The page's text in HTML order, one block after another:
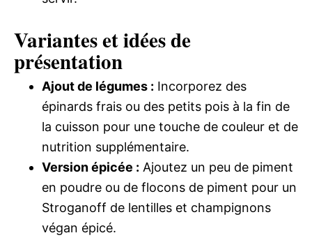
Variantes et idées de
présentation
Ajout de légumes : Incorporez des
épinards frais ou des petits pois à la fin de
la cuisson pour une touche de couleur et de
nutrition supplémentaire.
Version épicée : Ajoutez un peu de piment
en poudre ou de flocons de piment pour un
Stroganoff de lentilles et champignons
végan épicé.